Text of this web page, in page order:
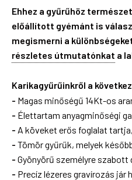
Ehhez a gyűrűhöz
előállított gyémánt is
megismerni a
részletes útmutatónkat a
Karikagyűrűinkről a
- Magas minőségű 14Kt-os
- Élettartam anyagminőségi
- A köveket erős foglalat
- Tömör gyűrűk, melyek
- Gyönyörű személyre
- Precíz lézeres gravírozás jár